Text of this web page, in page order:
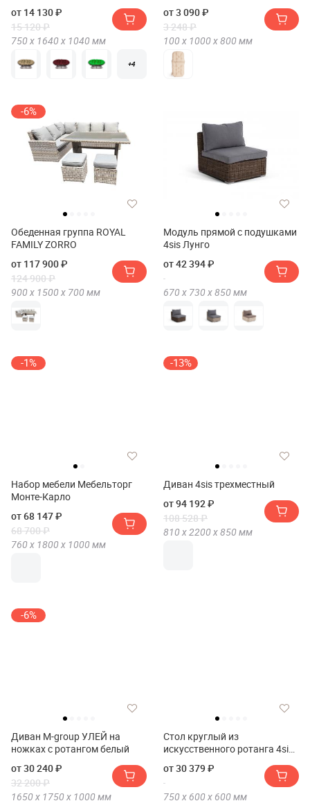
от 14 130 ₽
15 120 ₽
750 х 1640 х 1040 мм
+4
от 3 090 ₽
3 248 ₽
100 х 1000 х800 мм
-6%
Обеденная группа ROYAL
FAMILY ZORRO
от 117 900 ₽
124 900 ₽
900 х 1500 х 700 мм
Модуль прямой с подушками
4sis Лунго
от 42 394 ₽
670 х 730 х850 мм
-1%
Набор мебели Мебельторг
Монте-Карло
от 68 147 ₽
68 700 ₽
760 х 1800 х 1000 мм
-13%
Диван 4sis трехместный
от 94 192 ₽
108 528 ₽
810 х2200 х850 мм
-6%
Диван M-group УЛЕЙ на
ножках с ротангом белый
от 30 240 ₽
32 200 ₽
1650 х 1750 х 1000 мм
Стол круглый из
искусственного ротанга 4sis
от 30 379 ₽
750 х 600 х 600 мм